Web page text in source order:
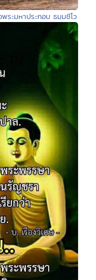
ระมหาประกอบ ธมฺมชีโว